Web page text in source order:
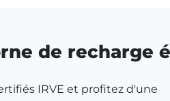
de recharge
IRVE et profitez d'une